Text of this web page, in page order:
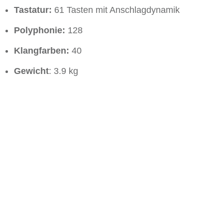
Tastatur: 61 Tasten mit Anschlagdynamik
Polyphonie: 128
Klangfarben: 40
Gewicht: 3.9 kg